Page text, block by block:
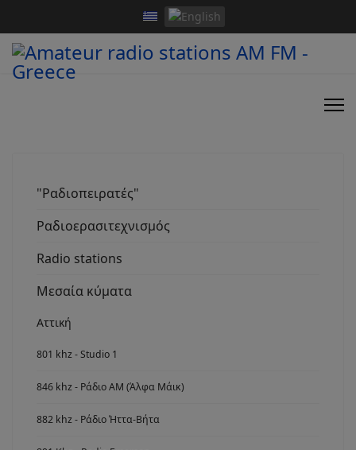
"Ραδιοπειρατές"
Ραδιοερασιτεχνισμός
Radio stations
Μεσαία κύματα
Αττική
801 khz - Studio 1
846 khz - Ράδιο ΑΜ (Άλφα Μάικ)
882 khz - Ράδιο Ήττα-Βήτα